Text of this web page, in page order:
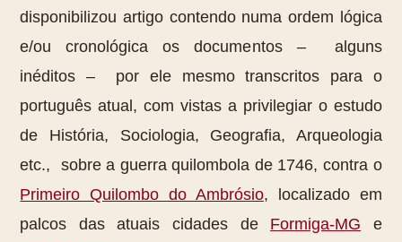
disponibilizou artigo contendo numa ordem lógica
e/ou cronológica os documentos – alguns
inéditos – por ele mesmo transcritos para o
português atual, com vistas a privilegiar o estudo
de História, Sociologia, Geografia, Arqueologia
etc., sobre a guerra quilombola de 1746, contra o
Primeiro Quilombo do Ambrósio, localizado em
palcos das atuais cidades de Formiga-MG e